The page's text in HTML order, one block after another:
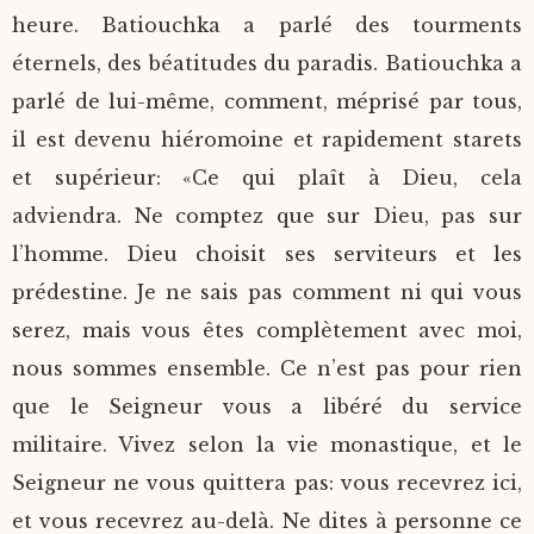
heure. Batiouchka a parlé des tourments
éternels, des béatitudes du paradis. Batiouchka a
parlé de lui-même, comment, méprisé par tous,
il est devenu hiéromoine et rapidement starets
et supérieur: «Ce qui plaît à Dieu, cela
adviendra. Ne comptez que sur Dieu, pas sur
l’homme. Dieu choisit ses serviteurs et les
prédestine. Je ne sais pas comment ni qui vous
serez, mais vous êtes complètement avec moi,
nous sommes ensemble. Ce n’est pas pour rien
que le Seigneur vous a libéré du service
militaire.Vivez selon la vie monastique, et le
Seigneur ne vous quittera pas: vous recevrez ici,
et vous recevrez au-delà. Ne dites à personne ce